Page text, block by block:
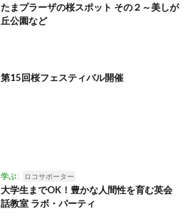
たまプラーザの桜スポット その２～美しが
丘公園など
第15回桜フェスティバル開催
学ぶ ロコサポーター
大学生までOK！豊かな人間性を育む英会
話教室 ラボ・パーティ